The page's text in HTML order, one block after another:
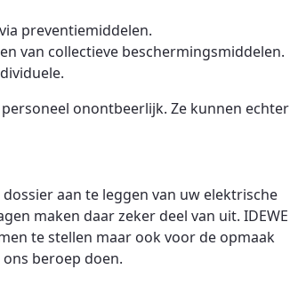
preventiemiddelen.
van collectieve beschermingsmiddelen.
onontbeerlijk. Ze kunnen echter
aan te leggen van uw elektrische
maken daar zeker deel van uit. IDEWE
te stellen maar ook voor de opmaak
beroep doen.